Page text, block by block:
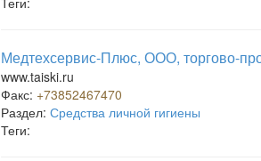
Медтехсервис-Плюс, ООО, торгово-
www.taiski.ru
Факс: +73852467470
Раздел: Средства личной гигиены
Теги: